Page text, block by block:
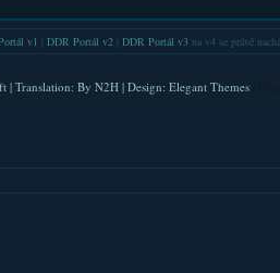
v1 DDR Portál v2| DDR Portál v3na v4 se právě
| Translation: By N2H| Design: Elegant Themes